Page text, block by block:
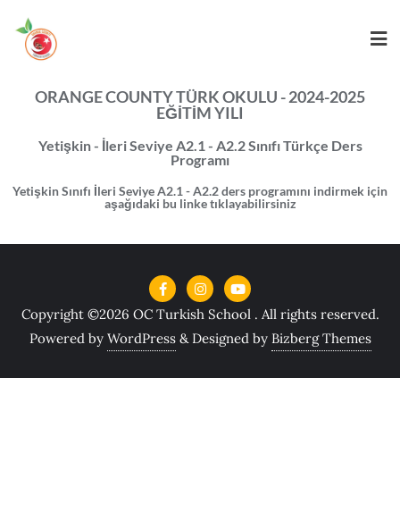
ORANGE COUNTY TÜRK OKULU - 2024-2025
EĞİTİM YILI
Yetişkin - İleri Seviye A2.1 - A2.2 Sınıfı Türkçe Ders
Programı
Yetişkin Sınıfı İleri Seviye A2.1 - A2.2 ders programını indirmek için
aşağıdaki bu linke tıklayabilirsiniz
Copyright ©2026 OC Turkish School . All rights reserved.
Powered by WordPress & Designed by Bizberg Themes